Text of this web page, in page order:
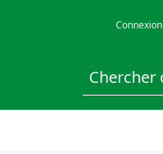
Connexion